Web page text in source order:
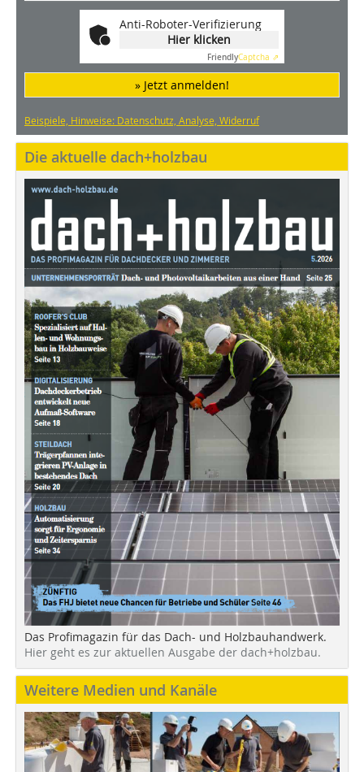
Anti-Roboter-Verifizierung
Hier klicken
FriendlyCaptcha ⇗
» Jetzt anmelden!
Beispiele, Hinweise: Datenschutz, Analyse, Widerruf
Die aktuelle dach+holzbau
Das Profimagazin für das Dach- und Holzbauhandwerk.
Hier geht es zur aktuellen Ausgabe der dach+holzbau.
Weitere Medien und Kanäle